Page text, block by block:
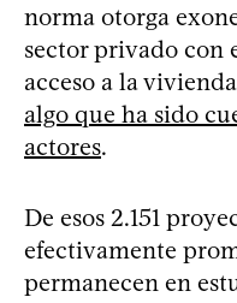
norma otorga
sector privado con
acceso a la
algo que ha sido
actores.
De esos 2.151
efectivamente
permanecen en